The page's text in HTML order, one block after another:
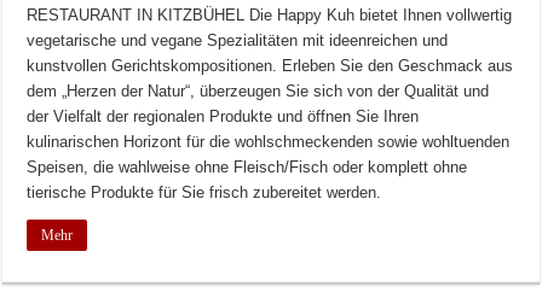
RESTAURANT IN KITZBÜHEL Die Happy Kuh bietet Ihnen vollwertig
vegetarische und vegane Spezialitäten mit ideenreichen und
kunstvollen Gerichtskompositionen. Erleben Sie den Geschmack aus
dem „Herzen der Natur“, überzeugen Sie sich von der Qualität und
der Vielfalt der regionalen Produkte und öffnen Sie Ihren
kulinarischen Horizont für die wohlschmeckenden sowie wohltuenden
Speisen, die wahlweise ohne Fleisch/Fisch oder komplett ohne
tierische Produkte für Sie frisch zubereitet werden.
Mehr